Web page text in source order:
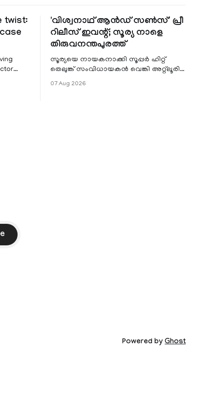
twist:
'വിശ്വനാഥ് ആൻഡ് സൺസ്' പ്രീ
റിലീസ് ഇവന്റ്; സൂര്യ നാളെ
തിരുവനന്തപുരത്ത്
സൂര്യയെ നായകനാക്കി സൂപ്പർ ഹിറ്റ്
തെലുങ്ക് സംവിധായകൻ വെങ്കി അറ്റ്ലൂരി
കേരളത്തിലെ പ്രീ റിലീസ്
07 Aug 2026
Powered byGhost